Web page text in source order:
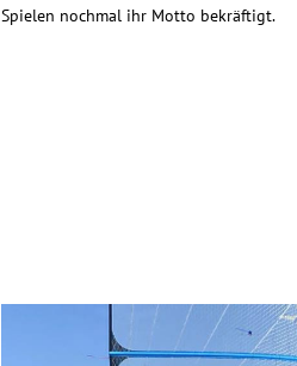
Spielen nochmal ihr Motto bekräftigt.